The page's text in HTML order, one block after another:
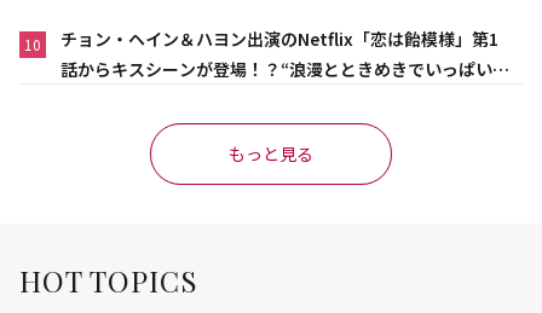
10
チョン・ヘイン＆ハヨン出演のNetflix「恋は飴模様」第1
話からキスシーンが登場！？“浪漫とときめきでいっぱいの
もっと見る
HOT TOPICS